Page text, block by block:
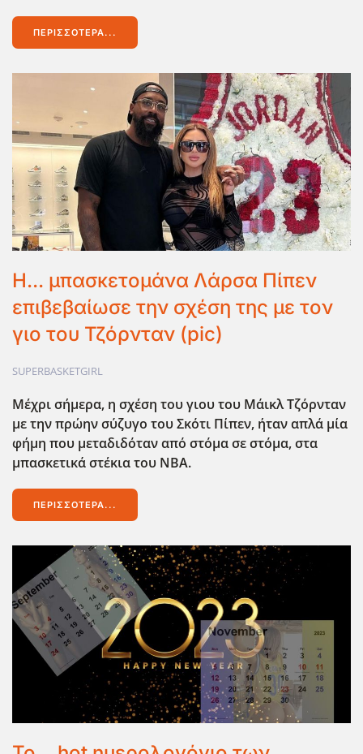
ΠΕΡΙΣΣΌΤΕΡΑ...
Η... μπασκετομάνα Λάρσα Πίπεν
επιβεβαίωσε την σχέση της με τον
γιο του Τζόρνταν (pic)
SUPERBASKETGIRL
Μέχρι σήμερα, η σχέση του γιου του Μάικλ Τζόρνταν
με την πρώην σύζυγο του Σκότι Πίπεν, ήταν απλά μία
φήμη που μεταδιδόταν από στόμα σε στόμα, στα
μπασκετικά στέκια του ΝΒΑ.
ΠΕΡΙΣΣΌΤΕΡΑ...